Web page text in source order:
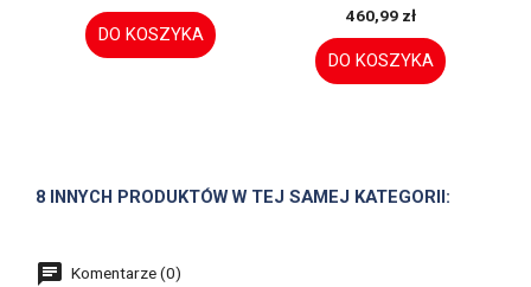
DO KOSZYKA
460,99 zł
DO KOSZYKA
8 INNYCH PRODUKTÓW W TEJ SAMEJ KATEGORII:
Komentarze (0)